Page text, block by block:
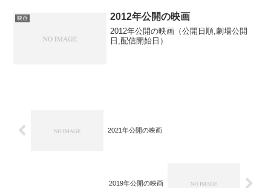
映画 2012年公開の映画
2012年公開の映画（公開日順,劇場公開
日,配信開始日）
2021年公開の映画
2019年公開の映画